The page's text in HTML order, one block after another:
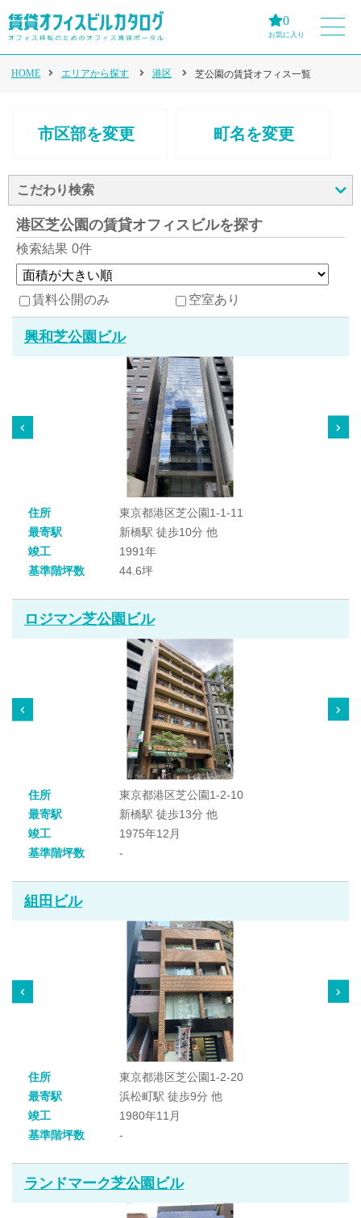
0
お気に入り
HOME エリアから探す 港区 芝公園の賃貸オフィス一覧
市区部を変更 町名を変更
こだわり検索
港区芝公園の賃貸オフィスビルを探す
検索結果 0件
賃料公開のみ 空室あり
興和芝公園ビル
住所
東京都港区芝公園1-1-11
最寄駅
新橋駅 徒歩10分 他
竣工
1991年
基準階坪数
44.6坪
ロジマン芝公園ビル
住所
東京都港区芝公園1-2-10
最寄駅
新橋駅 徒歩13分 他
竣工
1975年12月
基準階坪数
-
組田ビル
住所
東京都港区芝公園1-2-20
最寄駅
浜松町駅 徒歩9分 他
竣工
1980年11月
基準階坪数
-
ランドマーク芝公園ビル